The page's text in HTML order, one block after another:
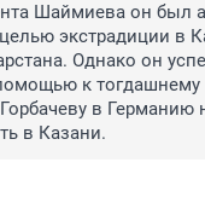
Шаймиева он был
экстрадиции в
Однако он
к
в Германию
в Казани.